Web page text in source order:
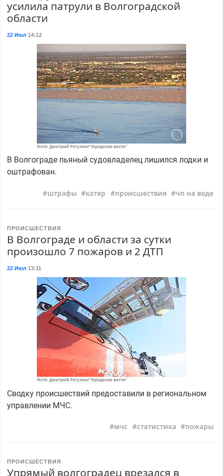
усилила патрули в Волгоградской
области
22 Июл14:12
Фото: Дмитрий Рогулин/"Городские вести"
В Волгограде пьяный судовладелец лишился лодки и
оштрафован.
штрафы катер происшествия чп на воде
ПРОИСШЕСТВИЯ
В Волгограде и области за сутки
произошло 7 пожаров и 2 ДТП
22 Июл13:11
Фото: Дмитрий Рогулин/"Городские вести"
Сводку происшествий предоставили в региональном
управлении МЧС.
мчс статистика пожары
ПРОИСШЕСТВИЯ
Упрямый волгоградец врезался в